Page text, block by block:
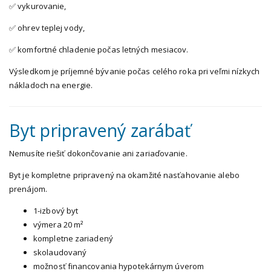
✅ vykurovanie,
✅ ohrev teplej vody,
✅ komfortné chladenie počas letných mesiacov.
Výsledkom je príjemné bývanie počas celého roka pri veľmi nízkych
nákladoch na energie.
Byt pripravený zarábať
Nemusíte riešiť dokončovanie ani zariaďovanie.
Byt je kompletne pripravený na okamžité nasťahovanie alebo
prenájom.
1-izbový byt
výmera 20 m²
kompletne zariadený
skolaudovaný
možnosť financovania hypotekárnym úverom